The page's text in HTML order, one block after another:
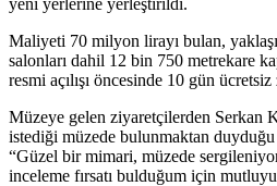
Maliyeti 70 milyon lirayı bulan,
salonları dahil 12 bin 750 metrekare
resmi açılışı öncesinde 10 gün
Müzeye gelen ziyaretçilerden Serkan
istediği müzede bulunmaktan
“Güzel bir mimari, müzede
inceleme fırsatı bulduğum için